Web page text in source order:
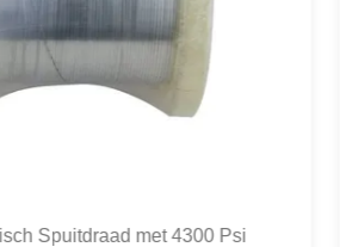
Spuitdraad met 4300 Psi